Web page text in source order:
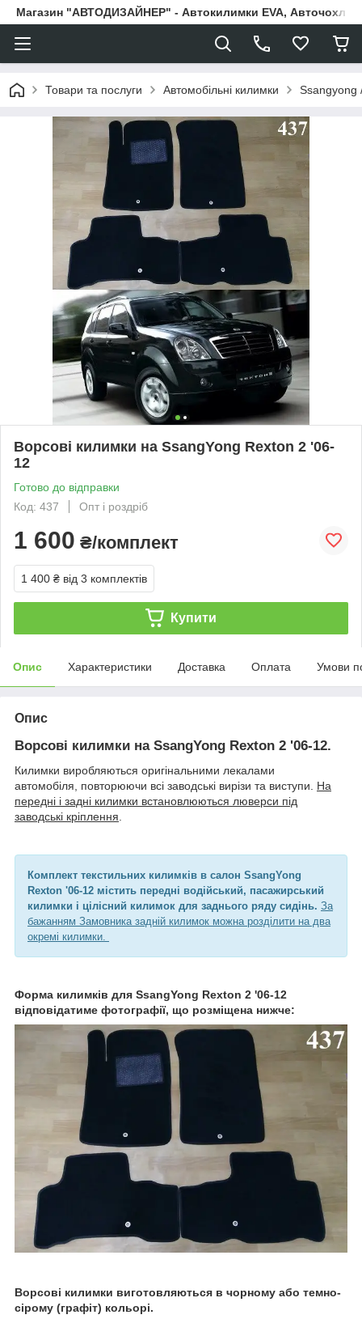
Магазин "АВТОДИЗАЙНЕР" - Автокилимки EVA, Авточохли,
Товари та послуги Автомобільні килимки Ssangyong
Ворсові килимки на SsangYong Rexton 2 '06-
12
Готово до відправки
Код: 437
Опт і роздріб
1 600 ₴/комплект
1 400 ₴ від 3 комплектів
Купити
Опис Характеристики Доставка Оплата Умови
Опис
Ворсові килимки на SsangYong Rexton 2 '06-12.
Килимки виробляються оригінальними лекалами
автомобіля, повторюючи всі заводські вирізи та виступи. На
передні і задні килимки встановлюються люверси під
заводські кріплення
Комплект текстильних килимків в салон SsangYong
Rexton '06-12 містить передні водійський, пасажирський
килимки і цілісний килимок для заднього ряду сидінь. За
бажанням Замовника задній килимок можна розділити на два
окремі килимки.
Форма килимків для SsangYong Rexton 2 '06-12
відповідатиме фотографії, що розміщена нижче:
Ворсові килимки виготовляються в чорному або темно-
сірому (графіт) кольорі.